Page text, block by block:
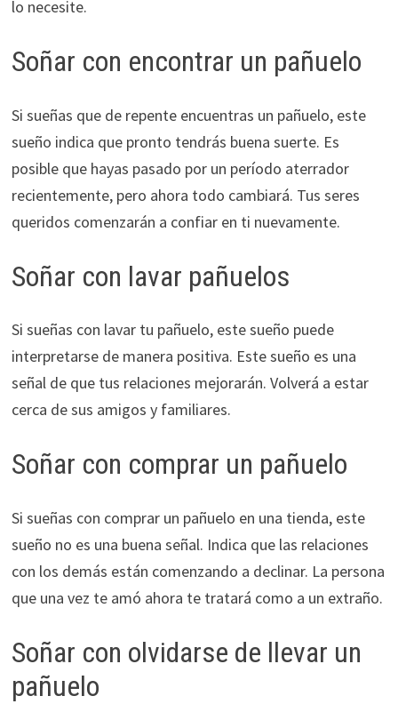
lo necesite.
Soñar con encontrar un pañuelo
Si sueñas que de repente encuentras un pañuelo, este
sueño indica que pronto tendrás buena suerte. Es
posible que hayas pasado por un período aterrador
recientemente, pero ahora todo cambiará. Tus seres
queridos comenzarán a confiar en ti nuevamente.
Soñar con lavar pañuelos
Si sueñas con lavar tu pañuelo, este sueño puede
interpretarse de manera positiva. Este sueño es una
señal de que tus relaciones mejorarán. Volverá a estar
cerca de sus amigos y familiares.
Soñar con comprar un pañuelo
Si sueñas con comprar un pañuelo en una tienda, este
sueño no es una buena señal. Indica que las relaciones
con los demás están comenzando a declinar. La persona
que una vez te amó ahora te tratará como a un extraño.
Soñar con olvidarse de llevar un
pañuelo